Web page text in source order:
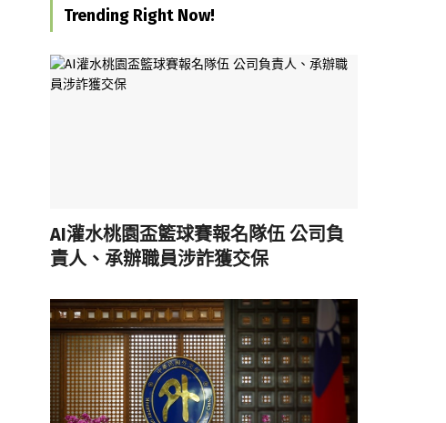
Trending Right Now!
AI灌水桃園盃籃球賽報名隊伍 公司負
責人、承辦職員涉詐獲交保